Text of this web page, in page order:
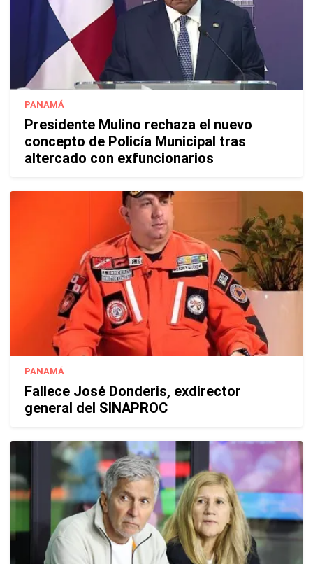
PANAMÁ
Presidente Mulino rechaza el nuevo
concepto de Policía Municipal tras
altercado con exfuncionarios
PANAMÁ
Fallece José Donderis, exdirector
general del SINAPROC